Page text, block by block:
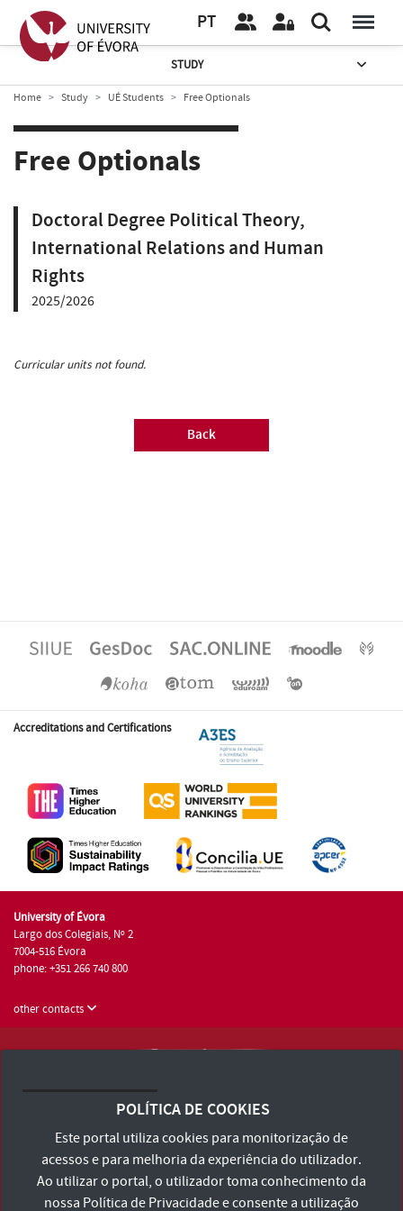
PT
STUDY
Home Study UÉ Students Free Optionals
Free Optionals
Doctoral Degree Political Theory,
International Relations and Human
Rights
2025/2026
Curricular units not found.
Back
Accreditations and Certifications
University of Évora
Largo dos Colegiais, Nº 2
7004-516 Évora
phone: +351 266 740 800
other contacts
Terms and Conditions and Privacy Policy
Accessibility Statement
POLÍTICA DE COOKIES
Este portal utiliza cookies para monitorização de
acessos e para melhoria da experiência do utilizador.
Ao utilizar o portal, o utilizador toma conhecimento da
nossa Política de Privacidadee consente a utilização